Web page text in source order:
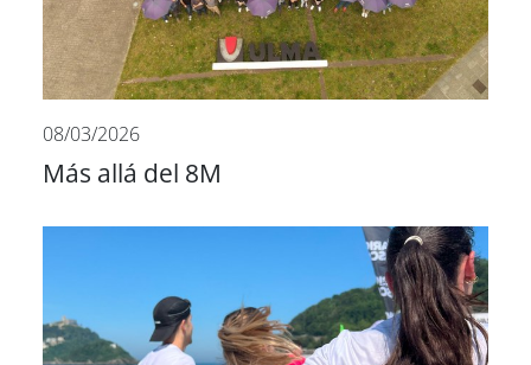
08/03/2026
Más allá del 8M